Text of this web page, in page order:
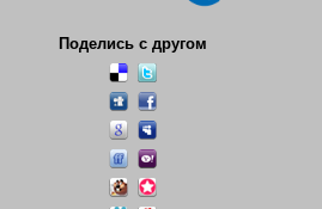
Поделись с другом